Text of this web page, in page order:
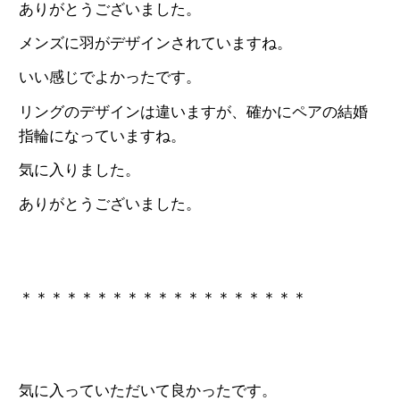
ありがとうございました。
メンズに羽がデザインされていますね。
いい感じでよかったです。
リングのデザインは違いますが、確かにペアの結婚
指輪になっていますね。
気に入りました。
ありがとうございました。
＊＊＊＊＊＊＊＊＊＊＊＊＊＊＊＊＊＊＊
気に入っていただいて良かったです。